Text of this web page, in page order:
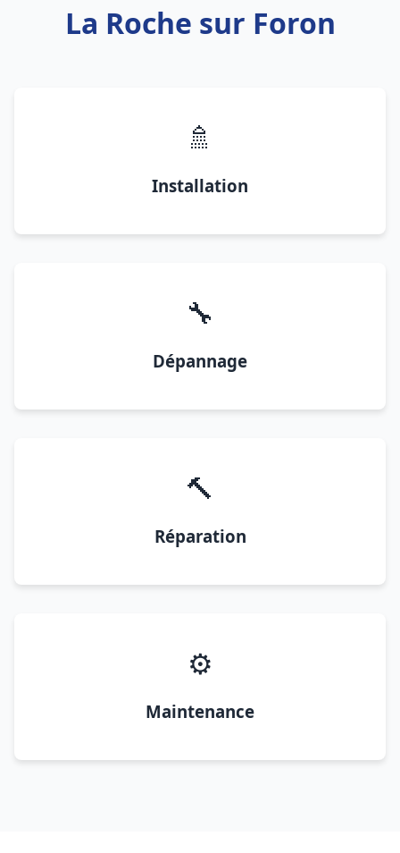
La Roche sur Foron
🚿
Installation
🔧
Dépannage
🔨
Réparation
⚙️
Maintenance